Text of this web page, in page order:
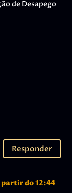
de Desapego
Responder
do 12:44